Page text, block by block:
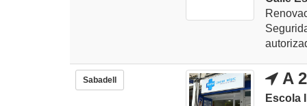
Sabadell A
Escola